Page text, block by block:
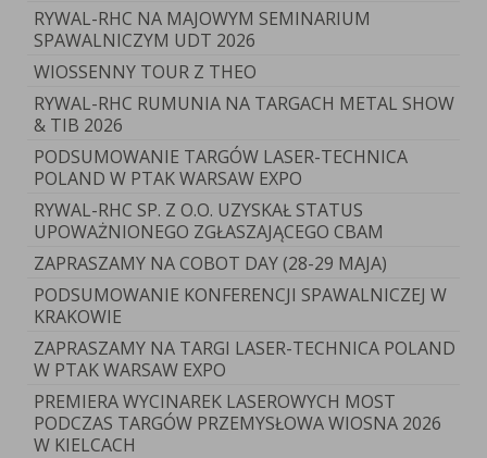
RYWAL-RHC NA MAJOWYM SEMINARIUM
SPAWALNICZYM UDT 2026
WIOSSENNY TOUR Z THEO
RYWAL-RHC RUMUNIA NA TARGACH METAL SHOW
& TIB 2026
PODSUMOWANIE TARGÓW LASER-TECHNICA
POLAND W PTAK WARSAW EXPO
RYWAL-RHC SP. Z O.O. UZYSKAŁ STATUS
UPOWAŻNIONEGO ZGŁASZAJĄCEGO CBAM
ZAPRASZAMY NA COBOT DAY (28-29 MAJA)
PODSUMOWANIE KONFERENCJI SPAWALNICZEJ W
KRAKOWIE
ZAPRASZAMY NA TARGI LASER-TECHNICA POLAND
W PTAK WARSAW EXPO
PREMIERA WYCINAREK LASEROWYCH MOST
PODCZAS TARGÓW PRZEMYSŁOWA WIOSNA 2026
W KIELCACH